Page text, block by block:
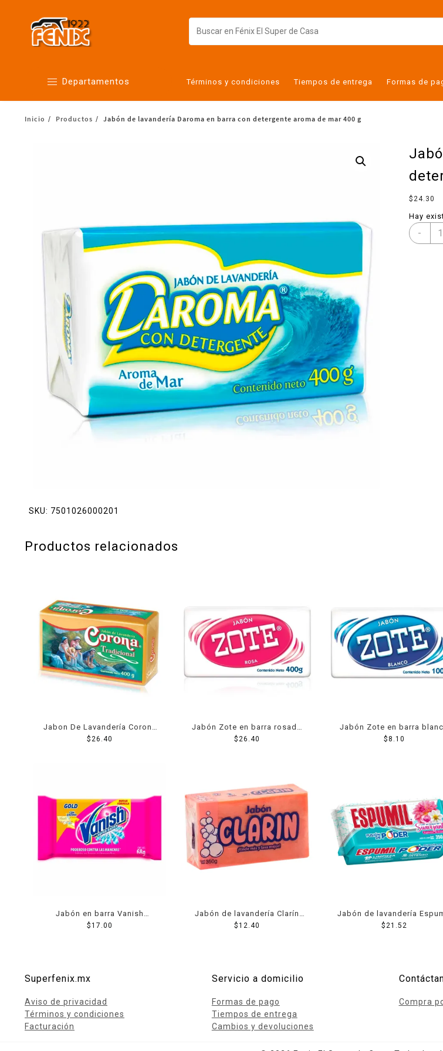
Departamentos
Alimentos
Cuidado personal
Limpieza del hogar
Mascotas
Pan de la casa
Preciasos
Salchichonería
Términos y condiciones Tiempos de entrega Formas de
Inicio Productos Jabón de lavandería Daroma en barra con detergente aroma de mar 400 g
$ 24.30
Hay
-
SKU: 7501026000201
Productos relacionados
Jabon De Lavandería Corona
Envuelto 400 Grs
$26.40
Jabón Zote en barra rosado
400 g
$26.40
Jabón Zote en barra
100 g
$ 8.10
Jabón en barra Vanish
quitamanchas gold 68 g
$17.00
Jabón de lavandería Clarín
rosa 350 g
$12.40
Jabón de lavandería
explosión de frescura 350
$ 21.52
Superfenix.mx
Aviso de privacidad
Términos y condiciones
Facturación
Servicio a domicilio
Formas de pago
Tiempos de entrega
Cambios y devoluciones
Compra